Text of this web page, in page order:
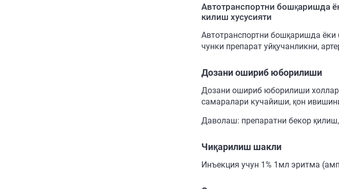
Автотранспортни бошқаришда
килиш хусусияти
Автотранспортни бошқаришда
чунки препарат уйқучанликни,
Дозани ошириб юборилиши
Дозани ошириб юборилиши
самаралари кучайиши, қон
Даволаш: препаратни бекор
Чиқарилиш шакли
Инъекция учун 1% 1мл эритма